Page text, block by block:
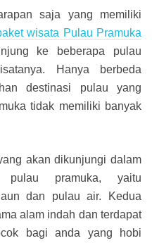
saja yang memiliki
wisata Pulau Pramuka
ke beberapa pulau
Hanya berbeda
destinasi pulau yang
tidak memiliki banyak
akan dikunjungi dalam
pulau pramuka, yaitu
dan pulau air. Kedua
alam indah dan terdapat
bagi anda yang hobi